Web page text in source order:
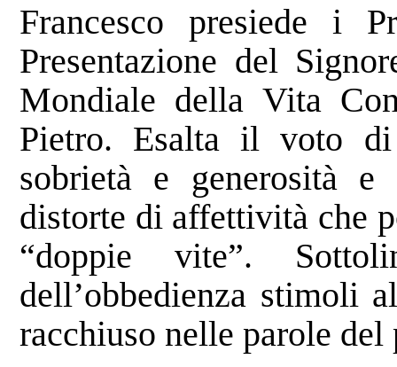
Francesco presiede i
Presentazione del
Mondiale della Vita
Pietro. Esalta il voto di
sobrietà e generosità
distorte di affettività che
“doppie vite”.
dell’obbedienza stimoli
racchiuso nelle parole